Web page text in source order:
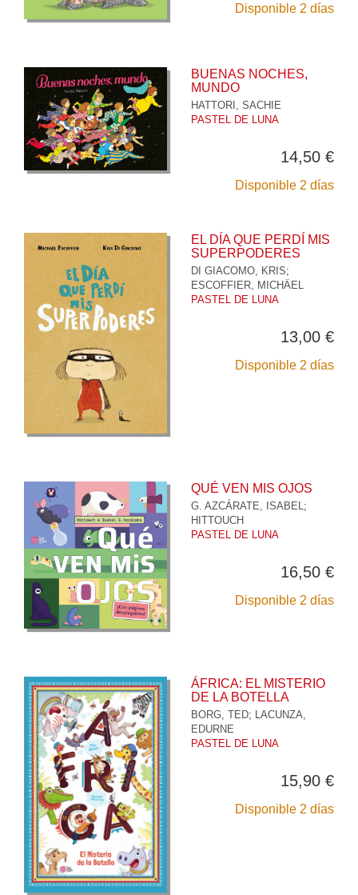
Disponible 2 días
BUENAS NOCHES,
MUNDO
HATTORI, SACHIE
PASTEL DE LUNA
14,50 €
Disponible 2 días
EL DÍA QUE PERDÍ MIS
SUPERPODERES
DI GIACOMO, KRIS;
ESCOFFIER, MICHÄEL
PASTEL DE LUNA
13,00 €
Disponible 2 días
QUÉ VEN MIS OJOS
G. AZCÁRATE, ISABEL;
HITTOUCH
PASTEL DE LUNA
16,50 €
Disponible 2 días
ÁFRICA: EL MISTERIO
DE LA BOTELLA
BORG, TED; LACUNZA,
EDURNE
PASTEL DE LUNA
15,90 €
Disponible 2 días